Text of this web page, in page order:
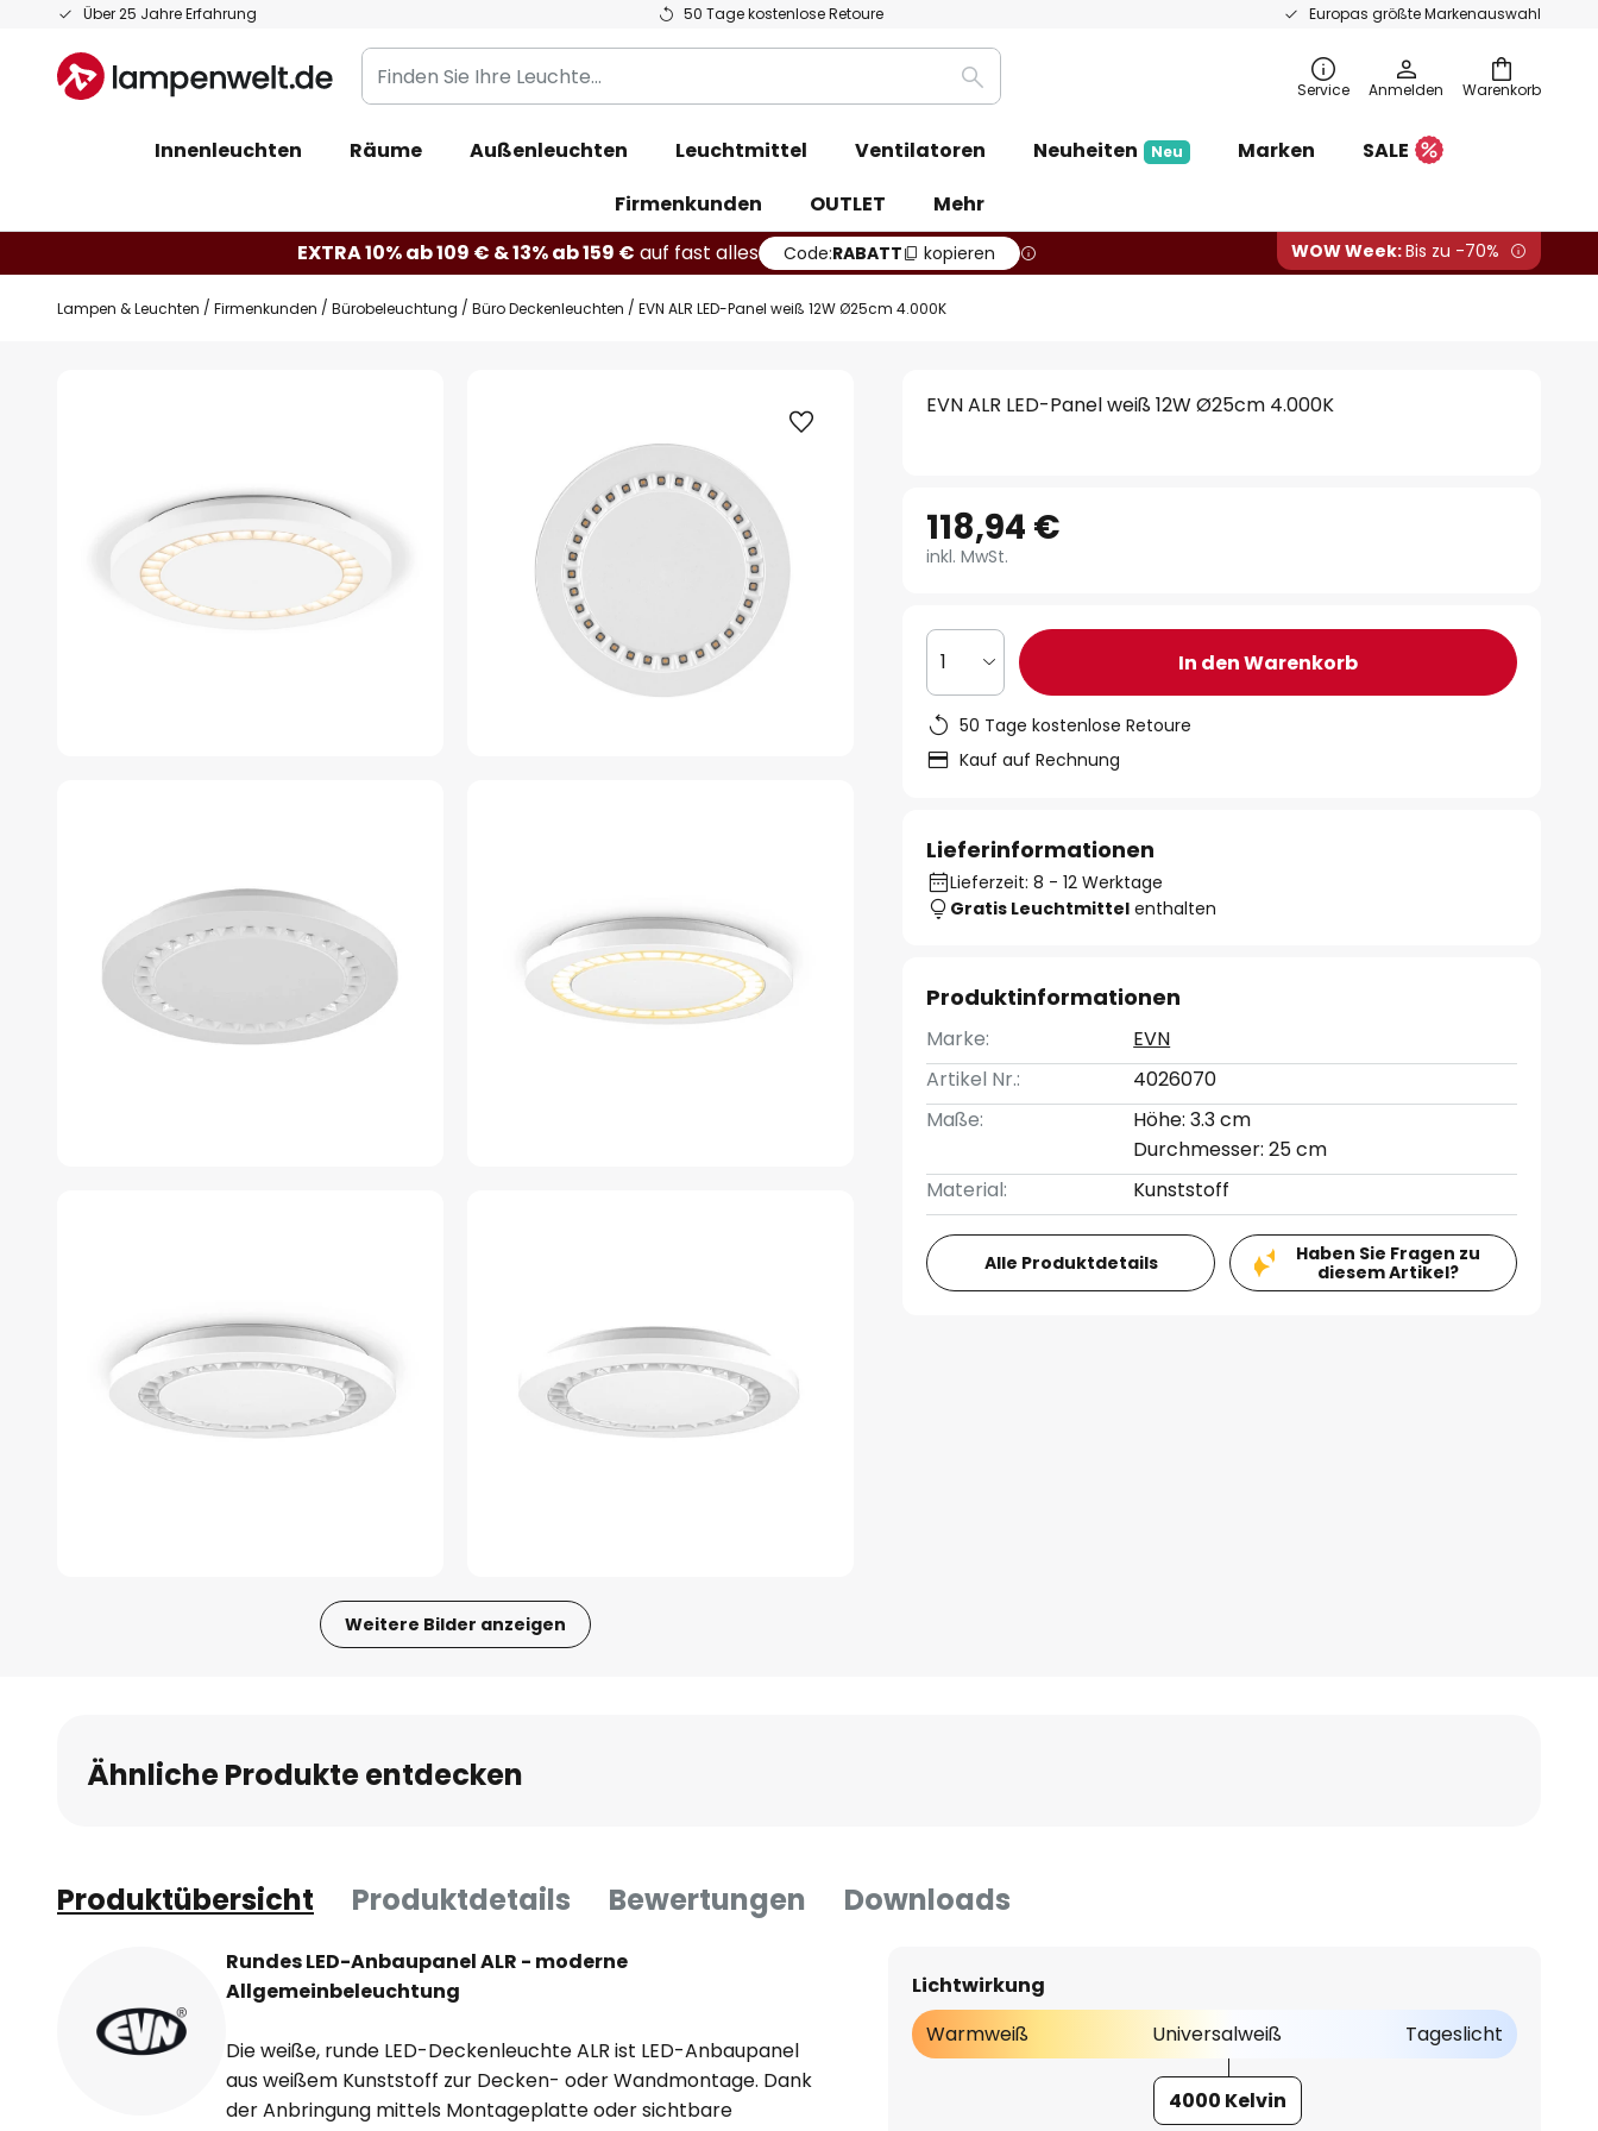
Über 25 Jahre Erfahrung 50 Tage kostenlose Retoure Europas größte Markenauswahl
Zum
springen
Warenkorb
Finden
Sie
Leuchte...
Suche Service Anmelden
Innenleuchten Räume Außenleuchten Leuchtmittel Ventilatoren Neuheiten Neu Marken
SALE
Firmenkunden
OUTLET
Mehr
EXTRA 10% ab 109 € & 13% ab 159 € auf fast alles Code:RABATT kopieren WOW Week:Bis zu -70%
Lampen & Leuchten Firmenkunden Bürobeleuchtung Büro Deckenleuchten EVN ALR LED-Panel weiß 12W Ø25cm 4.000K
Weitere Bilder anzeigen
Bildgalerie
springen
EVN ALR LED-Panel weiß 12W Ø25cm 4.000K
118,94 €
inkl. MwSt.
1 In den Warenkorb
50 Tage kostenlose Retoure
Kauf auf Rechnung
Lieferinformationen
Lieferzeit: 8 - 12 Werktage
Gratis Leuchtmittel enthalten
Produktinformationen
Marke:
EVN
Artikel Nr.:
4026070
Maße:
Höhe: 3.3 cm
Durchmesser: 25 cm
Material:
Kunststoff
Alle Produktdetails
Haben Sie Fragen zu
diesem Artikel?
Ähnliche Produkte entdecken
Produktübersicht Produktdetails Bewertungen Downloads
Rundes LED-Anbaupanel ALR - moderne
Allgemeinbeleuchtung
Die weiße, runde LED-Deckenleuchte ALR ist LED-Anbaupanel
aus weißem Kunststoff zur Decken- oder Wandmontage. Dank
der Anbringung mittels Montageplatte oder sichtbare
Lichtwirkung
Warmweiß
Universalweiß Tageslicht
4000 Kelvin